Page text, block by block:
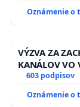
Oznámenie o
VÝZVA ZA
KANÁLOV VO
riešenie
603 podpisov
Oznámenie o